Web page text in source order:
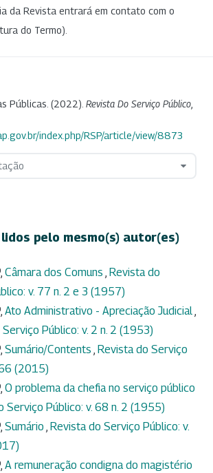
da Revista entrará em contato com o
do Termo).
Públicas. (2022). Revista Do Serviço Público
index.php/RSP/article/view/8873
pelo mesmo(s) autor(es)
Câmara dos Comuns , Revista do
v. 77 n. 2 e 3 (1957)
Ato Administrativo - Apreciação Judicial,
Público: v. 2 n. 2 (1953)
Sumário/Contents , Revista do Serviço
(2015)
O problema da chefia no serviço público
Serviço Público: v. 68 n. 2 (1955)
Sumário , Revista do Serviço Público: v.
A remuneração condigna do magistério